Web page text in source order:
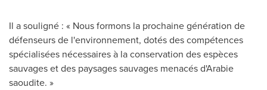
Il a souligné : « Nous formons la prochaine génération de
défenseurs de l'environnement, dotés des compétences
spécialisées nécessaires à la conservation des espèces
sauvages et des paysages sauvages menacés d'Arabie
saoudite. »